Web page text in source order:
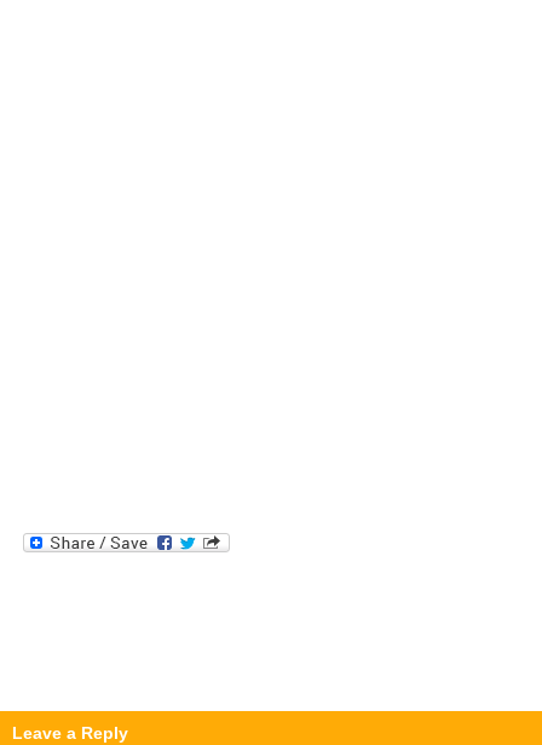
Leave a Reply